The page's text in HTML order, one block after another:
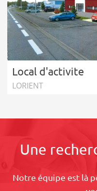
Local d'activite
LORIENT
Une
Notre équipe est là